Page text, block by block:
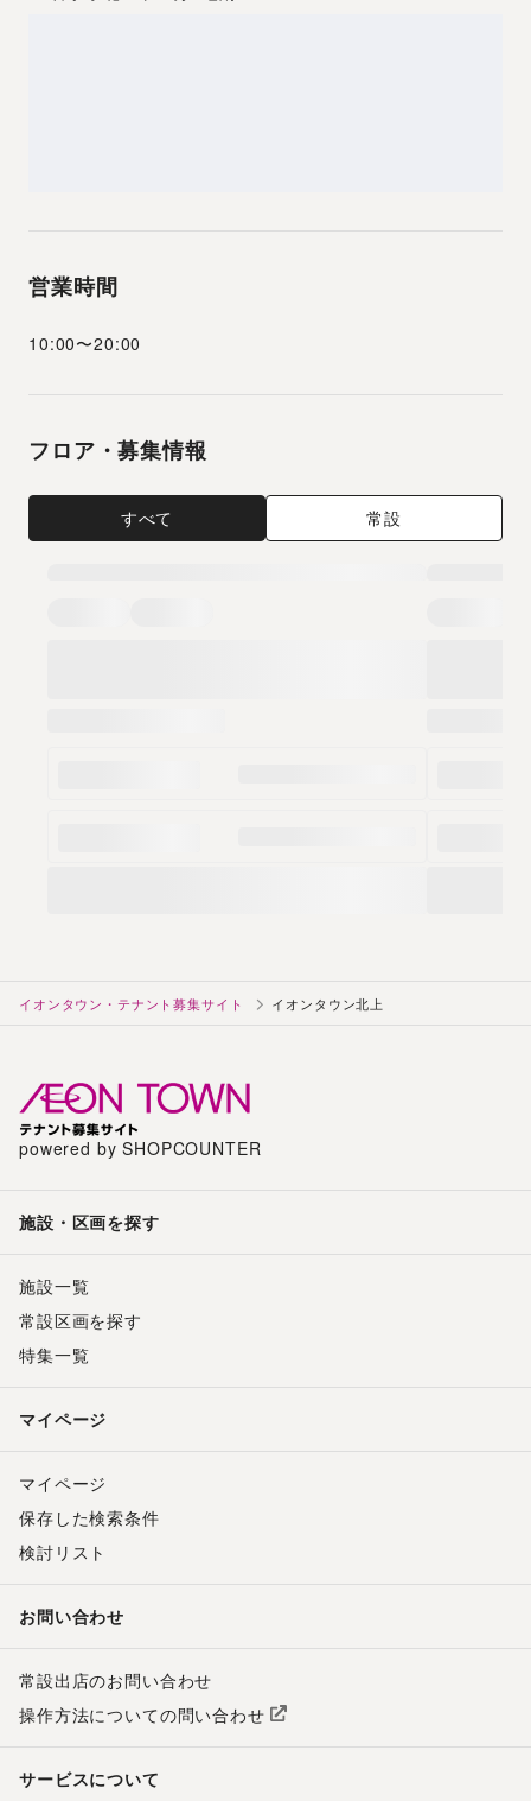
営業時間
10:00〜20:00
フロア・募集情報
すべて 常設
イオンタウン・テナント募集サイト イオンタウン北上
powered by SHOPCOUNTER
施設・区画を探す
施設一覧
常設区画を探す
特集一覧
マイページ
マイページ
保存した検索条件
検討リスト
お問い合わせ
常設出店のお問い合わせ
操作方法についての問い合わせ
サービスについて